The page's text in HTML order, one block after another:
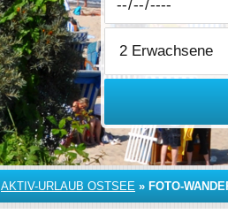
AKTIV-URLAUB OSTSEE » FOTO-